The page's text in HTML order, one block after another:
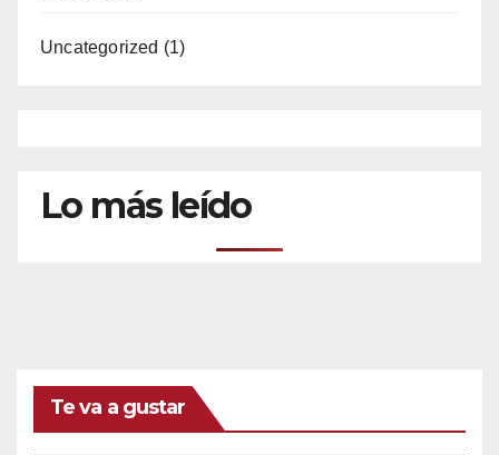
Uncategorized (1)
Lo más leído
Te va a gustar